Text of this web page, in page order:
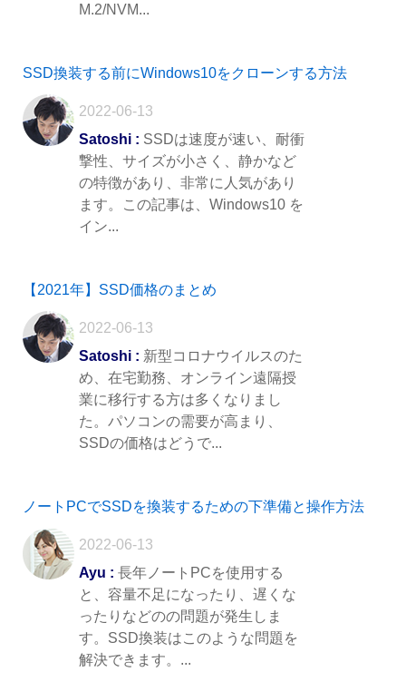
M.2/NVM...
SSD換装する前にWindows10をクローンする方法
2022-06-13
Satoshi : SSDは速度が速い、耐衝
撃性、サイズが小さく、静かなど
の特徴があり、非常に人気があり
ます。この記事は、Windows10 を
イン...
【2021年】SSD価格のまとめ
2022-06-13
Satoshi : 新型コロナウイルスのた
め、在宅勤務、オンライン遠隔授
業に移行する方は多くなりまし
た。パソコンの需要が高まり、
SSDの価格はどうで...
ノートPCでSSDを換装するための下準備と操作方法
2022-06-13
Ayu : 長年ノートPCを使用する
と、容量不足になったり、遅くな
ったりなどのの問題が発生しま
す。SSD換装はこのような問題を
解決できます。...